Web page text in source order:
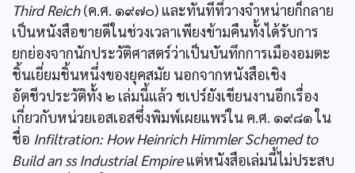
Third Reich(ค.ศ. ๑๙๗๐) และทันทีที่วางจำหน่ายก็กลาย
เป็นหนังสือขายดีในช่วงเวลาเพียงข้ามคืนทั้งได้รับการ
ยกย่องจากนักประวัติศาสตร์ว่าเป็นบันทึกการเมืองอมตะ
ชิ้นเยี่ยมชิ้นหนึ่งของยุคสมัย นอกจากหนังสือเชิง
อัตชีวประวัติทั้ง ๒ เล่มนี้แล้ว ชเปร์ยังเขียนงานอีกเรื่อง
เกี่ยวกับหน่วยเอสเอสซึ่งพิมพ์เผยแพร่ใน ค.ศ. ๑๙๘๑ ใน
ชื่อ Infiltration: How Heinrich Himmler Schemed to
Build an ss Industrial Empireแต่หนังสือเล่มนี้ไม่ประสบ